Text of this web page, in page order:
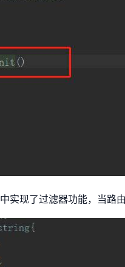
中实现了过滤器功能，当路